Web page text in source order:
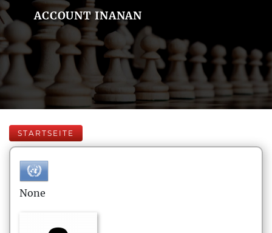
ACCOUNT INANAN
STARTSEITE
None